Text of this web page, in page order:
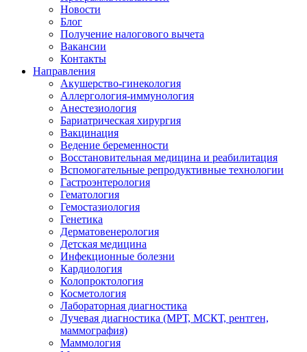
Новости
Блог
Получение налогового вычета
Вакансии
Контакты
Направления
Акушерство-гинекология
Аллергология-иммунология
Анестезиология
Бариатрическая хирургия
Вакцинация
Ведение беременности
Восстановительная медицина и реабилитация
Вспомогательные репродуктивные технологии
Гастроэнтерология
Гематология
Гемостазиология
Генетика
Дерматовенерология
Детская медицина
Инфекционные болезни
Кардиология
Колопроктология
Косметология
Лабораторная диагностика
Лучевая диагностика (МРТ, МСКТ, рентген,
маммография)
Маммология